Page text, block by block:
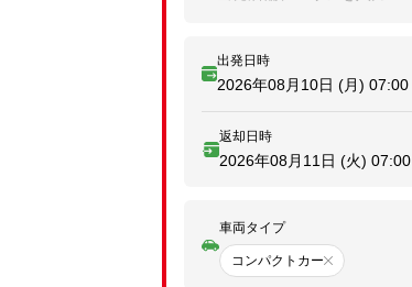
出発日時
2026年08月10日 (月) 07:00
返却日時
2026年08月11日 (火) 07:00
車両タイプ
コンパクトカー